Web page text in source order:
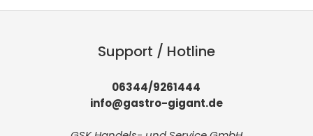
Support / Hotline
06344/9261444
info@gastro-gigant.de